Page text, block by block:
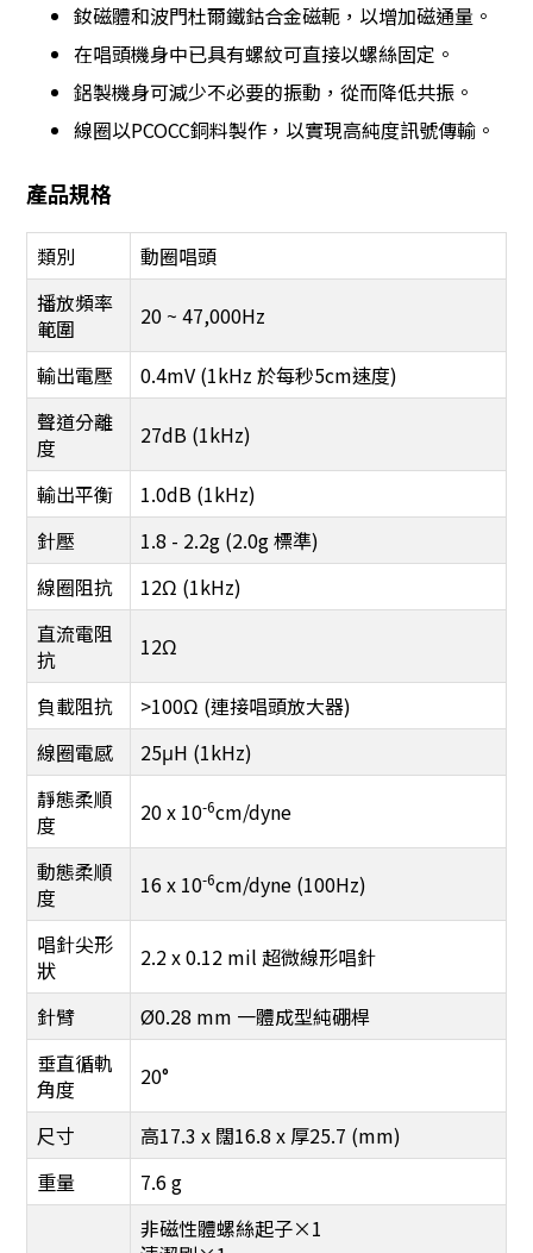
釹磁體和波門杜爾鐵鈷合金磁軛，以增加磁通量。
在唱頭機身中已具有螺紋可直接以螺絲固定。
鋁製機身可減少不必要的振動，從而降低共振。
線圈以PCOCC銅料製作，以實現高純度訊號傳輸。
產品規格
類別
動圈唱頭
播放頻率
範圍
20 ~ 47,000Hz
輸出電壓
0.4mV (1kHz 於每秒5cm速度)
聲道分離
度
27dB (1kHz)
輸出平衡
1.0dB (1kHz)
針壓
1.8 - 2.2g (2.0g 標準)
線圈阻抗
12Ω (1kHz)
直流電阻
抗
12Ω
負載阻抗
>100Ω (連接唱頭放大器)
線圈電感
25μH (1kHz)
靜態柔順
度
20 x 10-6cm/dyne
動態柔順
度
16 x 10-6cm/dyne (100Hz)
唱針尖形
狀
2.2 x 0.12 mil 超微線形唱針
針臂
Ø0.28 mm 一體成型純硼桿
垂直循軌
角度
20°
尺寸
高17.3 x 闊16.8 x 厚25.7 (mm)
重量
7.6 g
非磁性體螺絲起子×1